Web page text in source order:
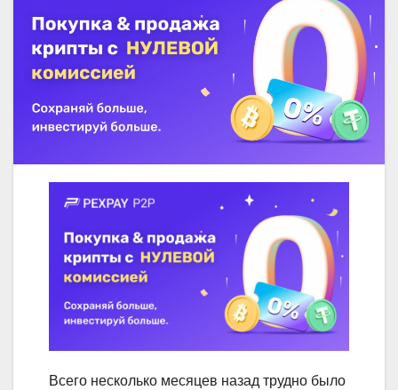
Всего несколько месяцев назад трудно было